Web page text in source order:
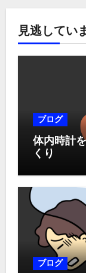
見逃してい
ブログ
体内時計
くり
ブログ